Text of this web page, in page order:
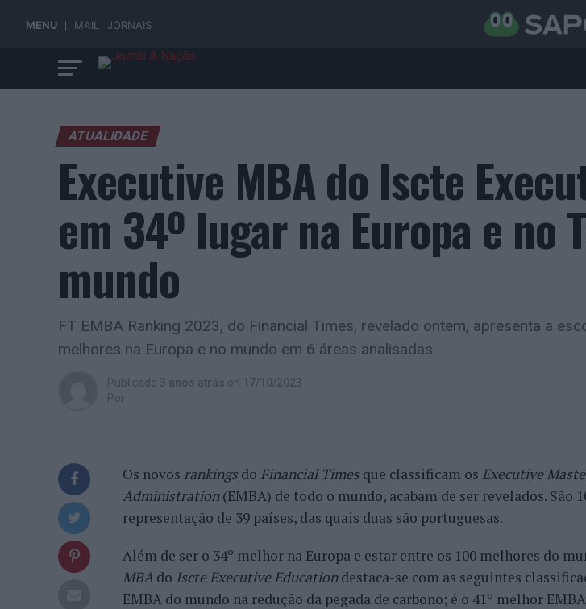
MENU MAIL JORNAIS
ATUALIDADE
Executive MBA do Iscte
em 34º lugar na Europa e no
mundo
FT EMBA Ranking 2023, do Financial Times, revelado ontem, apresenta a
melhores na Europa e no mundo em 6 áreas analisadas
Publicado 3 anos atrás on 17/10/2023
Por
Os novos rankings do Financial Times que classificam os Executive
Administration(EMBA) de todo o mundo, acabam de ser revelados. São
representação de 39 países, das quais duas são portuguesas.
Além de ser o 34º melhor na Europa e estar entre os 100 melhores do
MBA do Iscte Executive Educationdestaca-se com as seguintes
EMBA do mundo na redução da pegada de carbono; é o 41º melhor